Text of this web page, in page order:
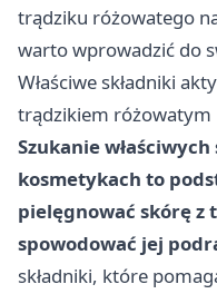
trądziku różowatego
warto wprowadzić do
Właściwe składniki
trądzikiem różowatym
Szukanie
kosmetykach to
pielęgnować skórę
spowodować jej
składniki, które